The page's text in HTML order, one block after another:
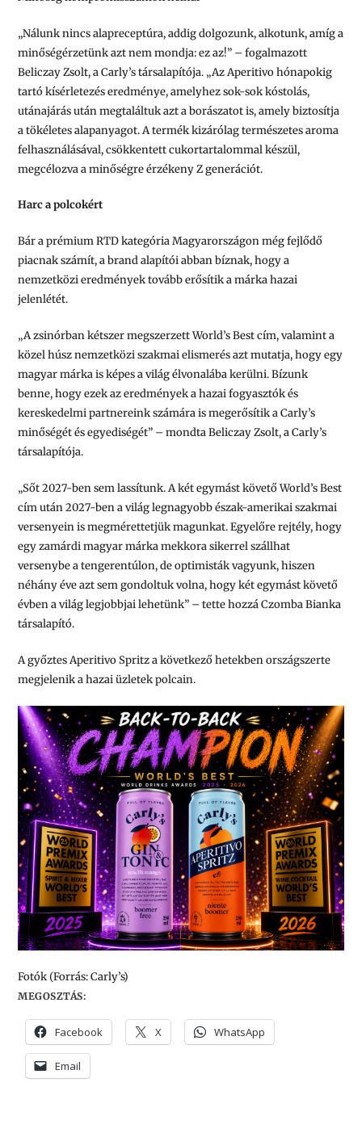
„Nálunk nincs alapreceptúra, addig dolgozunk, alkotunk, amíg a
minőségérzetünk azt nem mondja: ez az!” – fogalmazott
Beliczay Zsolt, a Carly’s társalapítója. „Az Aperitivo hónapokig
tartó kísérletezés eredménye, amelyhez sok-sok kóstolás,
utánajárás után megtaláltuk azt a borászatot is, amely biztosítja
a tökéletes alapanyagot. A termék kizárólag természetes aroma
felhasználásával, csökkentett cukortartalommal készül,
megcélozva a minőségre érzékeny Z generációt.
Harc a polcokért
Bár a prémium RTD kategória Magyarországon még fejlődő
piacnak számít, a brand alapítói abban bíznak, hogy a
nemzetközi eredmények tovább erősítik a márka hazai
jelenlétét.
„A zsinórban kétszer megszerzett World’s Best cím, valamint a
közel húsz nemzetközi szakmai elismerés azt mutatja, hogy egy
magyar márka is képes a világ élvonalába kerülni. Bízunk
benne, hogy ezek az eredmények a hazai fogyasztók és
kereskedelmi partnereink számára is megerősítik a Carly’s
minőségét és egyediségét” – mondta Beliczay Zsolt, a Carly’s
társalapítója.
„Sőt 2027-ben sem lassítunk. A két egymást követő World’s Best
cím után 2027-ben a világ legnagyobb észak-amerikai szakmai
versenyein is megmérettetjük magunkat. Egyelőre rejtély, hogy
egy zamárdi magyar márka mekkora sikerrel szállhat
versenybe a tengerentúlon, de optimisták vagyunk, hiszen
néhány éve azt sem gondoltuk volna, hogy két egymást követő
évben a világ legjobbjai lehetünk” – tette hozzá Czomba Bianka
társalapító.
A győztes Aperitivo Spritz a következő hetekben országszerte
megjelenik a hazai üzletek polcain.
Fotók (Forrás: Carly’s)
MEGOSZTÁS:
Facebook X WhatsApp
Email